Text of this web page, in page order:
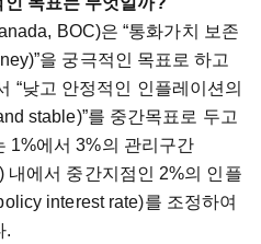
BOC)은 “통화가치 보존
을 궁극적인 목표로 하고
“낮고 안정적인 인플레이션의
stable)”를 중간목표로 두고
1%에서 3%의 관리구간
내에서 중간지점인 2%의 인플
interest rate)를 조정하여
.